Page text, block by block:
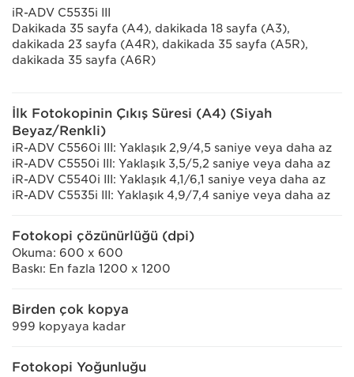
iR-ADV C5535i III
Dakikada 35 sayfa (A4), dakikada 18 sayfa (A3),
dakikada 23 sayfa (A4R), dakikada 35 sayfa (A5R),
dakikada 35 sayfa (A6R)
İlk Fotokopinin Çıkış Süresi (A4) (Siyah
Beyaz/Renkli)
iR-ADV C5560i III: Yaklaşık 2,9/4,5 saniye veya daha az
iR-ADV C5550i III: Yaklaşık 3,5/5,2 saniye veya daha az
iR-ADV C5540i III: Yaklaşık 4,1/6,1 saniye veya daha az
iR-ADV C5535i III: Yaklaşık 4,9/7,4 saniye veya daha az
Fotokopi çözünürlüğü (dpi)
Okuma: 600 x 600
Baskı: En fazla 1200 x 1200
Birden çok kopya
999 kopyaya kadar
Fotokopi Yoğunluğu